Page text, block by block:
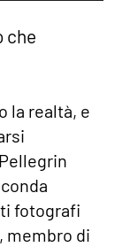
che
la realtà, e
fotografi
membro di